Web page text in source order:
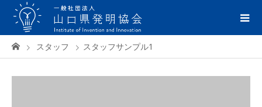
スタッフ スタッフサンプル1